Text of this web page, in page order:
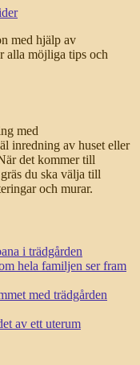
med hjälp av
alla möjliga tips och
med
inredning av huset eller
det kommer till
du ska välja till
och murar.
i trädgården
hela familjen ser fram
med trädgården
av ett uterum